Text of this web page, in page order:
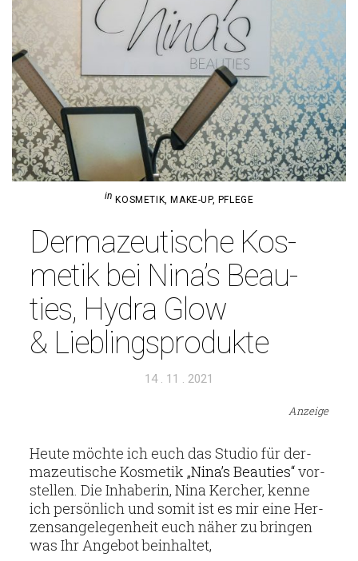
in KOSMETIK, MAKE-UP, PFLEGE
Der­ma­zeu­ti­sche Kos­
metik bei Nina’s Beau­
ties, Hydra Glow
& Lieblingsprodukte
Veröffentlicht
14 . 11 . 2021
Anzeige
Heute möchte ich euch das Studio für der­
ma­zeu­ti­sche Kos­metik „Nina’s Beau­ties“vor­
stellen. Die Inha­berin, Nina Ker­cher, kenne
ich per­sön­lich und somit ist es mir eine Her­
zens­an­ge­le­gen­heit euch näher zu bringen
was Ihr Angebot beinhaltet,